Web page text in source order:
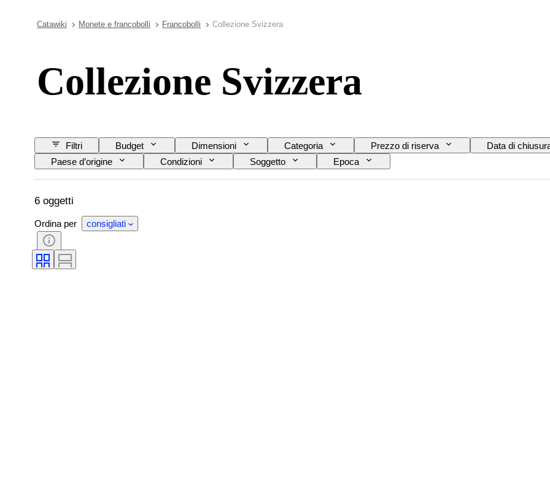
Catawiki Monete e francobolli Francobolli Collezione Svizzera
Collezione Svizzera
Filtri Budget Dimensioni Categoria Prezzo di riserva
Data di
Paese d’origine
Condizioni Soggetto Epoca
6 oggetti
Ordina per consigliati